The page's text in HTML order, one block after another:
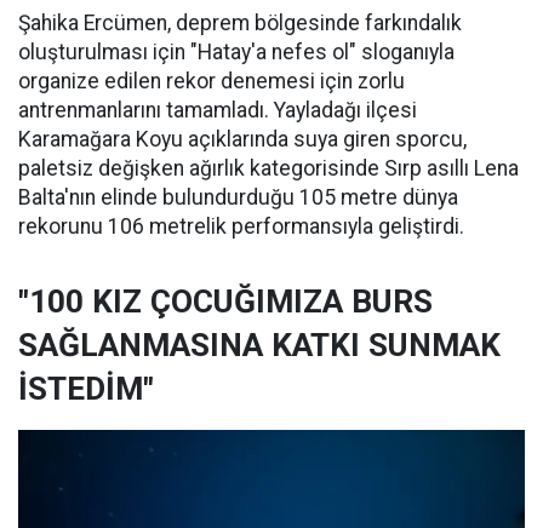
Şahika Ercümen, deprem bölgesinde farkındalık
oluşturulması için "Hatay'a nefes ol" sloganıyla
organize edilen rekor denemesi için zorlu
antrenmanlarını tamamladı. Yayladağı ilçesi
Karamağara Koyu açıklarında suya giren sporcu,
paletsiz değişken ağırlık kategorisinde Sırp asıllı Lena
Balta'nın elinde bulundurduğu 105 metre dünya
rekorunu 106 metrelik performansıyla geliştirdi.
"100 KIZ ÇOCUĞIMIZA BURS
SAĞLANMASINA KATKI SUNMAK
İSTEDİM"